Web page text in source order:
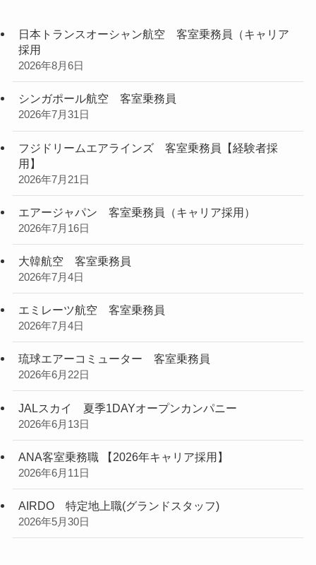
日本トランスオーシャン航空 客室乗務員（キャリア
採用
2026年8月6日
シンガポール航空 客室乗務員
2026年7月31日
フジドリームエアラインズ 客室乗務員【経験者採
用】
2026年7月21日
エアージャパン 客室乗務員（キャリア採用）
2026年7月16日
大韓航空 客室乗務員
2026年7月4日
エミレーツ航空 客室乗務員
2026年7月4日
琉球エアーコミューター 客室乗務員
2026年6月22日
JALスカイ 夏季1DAYオープンカンパニー
2026年6月13日
ANA客室乗務職 【2026年キャリア採用】
2026年6月11日
AIRDO 特定地上職(グランドスタッフ)
2026年5月30日